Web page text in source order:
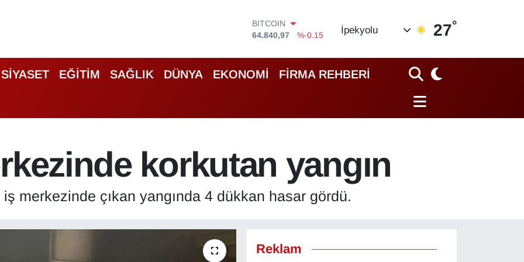
DOLAR
47,7436
%0.18
55,2510
%0.32
STERLİN
64,4811
%0.38
BİST100
İpekyolu 27°
SİYASET EĞİTİM SAĞLIK DÜNYA EKONOMİ FİRMA REHBERİ
korkutan yangın
merkezinde çıkan yangında 4 dükkan hasar gördü.
Reklam